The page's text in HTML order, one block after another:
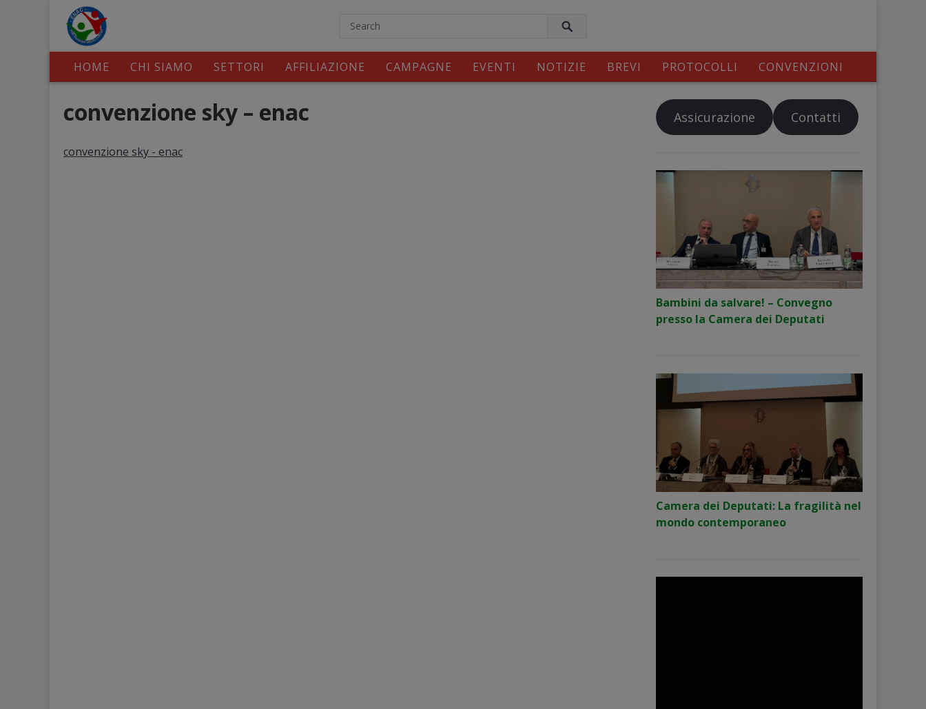
HOME CHI SIAMO SETTORI AFFILIAZIONE CAMPAGNE EVENTI NOTIZIE BREVI PROTOCOLLI CONVENZIONI
convenzione sky – enac
convenzione sky - enac
Assicurazione Contatti
Bambini da salvare! – Convegno
presso la Camera dei Deputati
Camera dei Deputati: La fragilità nel
mondo contemporaneo